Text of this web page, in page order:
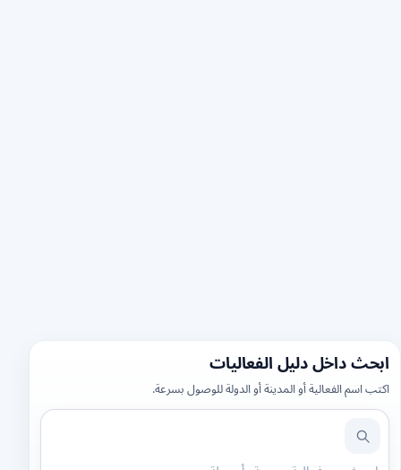
ابحث داخل دليل الفعاليات
اكتب اسم الفعالية أو المدينة أو الدولة للوصول بسرعة.